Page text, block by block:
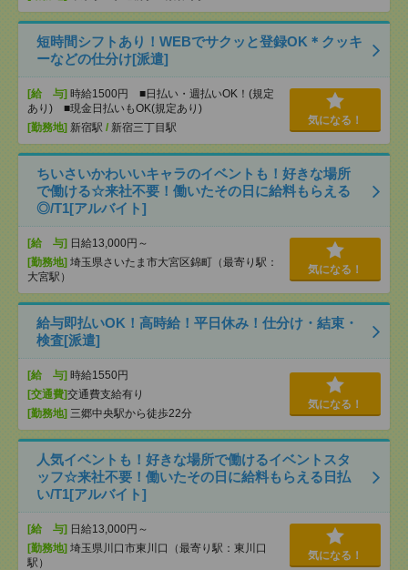
短時間シフトあり！WEBでサクッと登録OK＊クッキ
ーなどの仕分け[派遣]
[給 与] 時給1500円 ■日払い・週払いOK！(規定
あり) ■現金日払いもOK(規定あり)
[勤務地] 新宿駅 / 新宿三丁目駅
気になる！
ちいさいかわいいキャラのイベントも！好きな場所
で働ける☆来社不要！働いたその日に給料もらえる
◎/T1[アルバイト]
[給 与] 日給13,000円～
[勤務地] 埼玉県さいたま市大宮区錦町（最寄り駅：
大宮駅）
気になる！
給与即払いOK！高時給！平日休み！仕分け・結束・
検査[派遣]
[給 与] 時給1550円
[交通費]交通費支給有り
[勤務地] 三郷中央駅から徒歩22分
気になる！
人気イベントも！好きな場所で働けるイベントスタ
ッフ☆来社不要！働いたその日に給料もらえる日払
い/T1[アルバイト]
[給 与] 日給13,000円～
[勤務地] 埼玉県川口市東川口（最寄り駅：東川口
駅）
気になる！